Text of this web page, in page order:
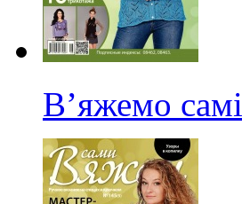
В’яжемо самі